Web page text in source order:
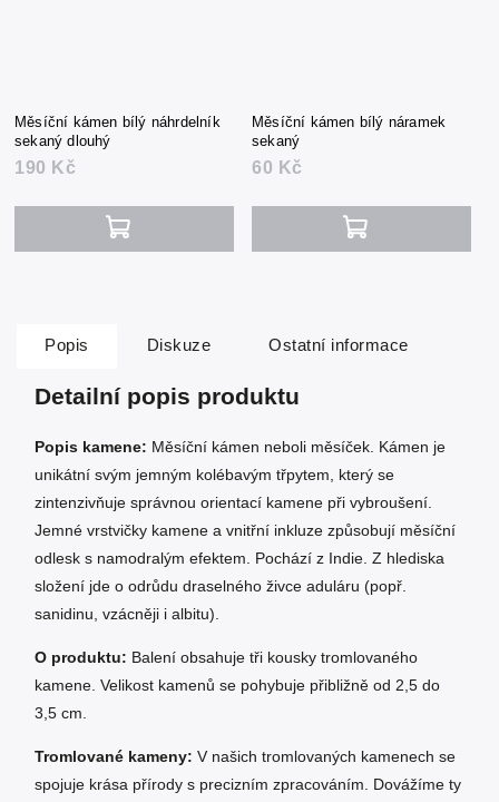
Měsíční kámen bílý náhrdelník
sekaný dlouhý
190 Kč
Měsíční kámen bílý náramek
sekaný
60 Kč
Popis Diskuze Ostatní informace
Detailní popis produktu
Popis kamene: Měsíční kámen neboli měsíček. Kámen je
unikátní svým jemným kolébavým třpytem, který se
zintenzivňuje správnou orientací kamene při vybroušení.
Jemné vrstvičky kamene a vnitřní inkluze způsobují měsíční
odlesk s namodralým efektem. Pochází z Indie. Z hlediska
složení jde o odrůdu draselného živce aduláru (popř.
sanidinu, vzácněji i albitu).
O produktu: Balení obsahuje tři kousky tromlovaného
kamene. Velikost kamenů se pohybuje přibližně od 2,5 do
3,5 cm.
Tromlované kameny: V našich tromlovaných kamenech se
spojuje krása přírody s precizním zpracováním. Dovážíme ty